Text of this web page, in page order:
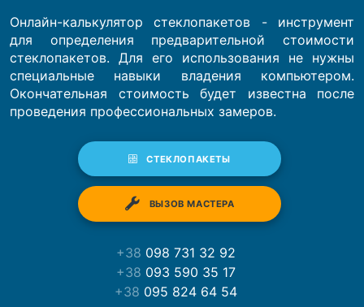
Онлайн-калькулятор стеклопакетов - инструмент
для определения предварительной стоимости
стеклопакетов. Для его использования не нужны
специальные навыки владения компьютером.
Окончательная стоимость будет известна после
проведения профессиональных замеров.
СТЕКЛОПАКЕТЫ
ВЫЗОВ МАСТЕРА
+38 098 731 32 92
+38 093 590 35 17
+38 095 824 64 54